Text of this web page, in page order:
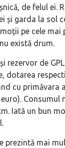
de felul ei.
și garda la sol
pe cele mai
există drum.
rezervor de
dotarea
cu primăvara
Consumul
Iată un bun
prezintă mai